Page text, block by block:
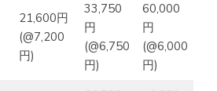
21,600円
(@7,200
円)
33,750
円
(@6,750
円)
60,000
円
(@6,000
円)